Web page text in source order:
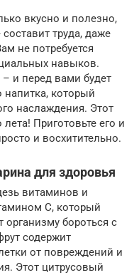
вкусно и полезно,
труда, даже
не потребуется
навыков.
и перед вами будет
напитка, который
наслаждения. Этот
Приготовьте его и
и восхитительно.
для здоровья
витаминов и
C, который
организму бороться с
содержит
от повреждений и
Этот цитрусовый